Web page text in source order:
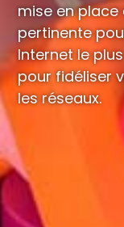
mise en
pertinente
Internet le
pour fidéliser
les réseaux.